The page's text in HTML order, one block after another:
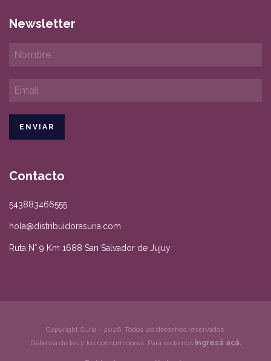
Newsletter
Contacto
543883466555
hola@distribuidorasuria.com
Ruta N° 9 Km 1688 San Salvador de Jujuy
Copyright Suría - 2026. Todos los derechos reservados.
Defensa de las y los consumidores. Para reclamos ingresá acá.